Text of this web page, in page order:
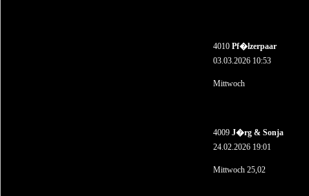
4010 Pf�lzerpaar
03.03.2026 10:53
Mittwoch
4009 J�rg & Sonja
24.02.2026 19:01
Mittwoch 25,02